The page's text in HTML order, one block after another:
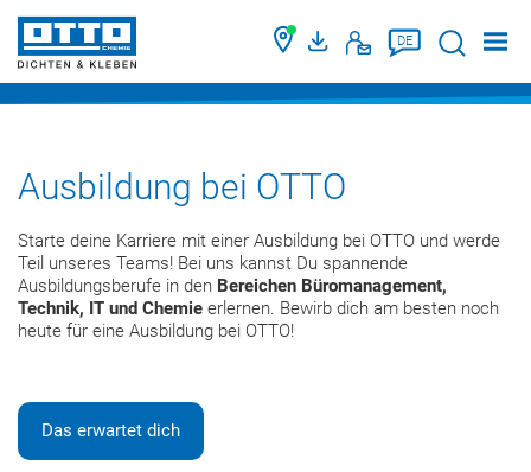
DE Suche
Ausbildung bei OTTO
Starte deine Karriere mit einer Ausbildung bei OTTO und werde
Teil unseres Teams! Bei uns kannst Du spannende
Ausbildungsberufe in den Bereichen Büromanagement,
Technik, IT und Chemie erlernen. Bewirb dich am besten noch
heute für eine Ausbildung bei OTTO!
Das erwartet dich